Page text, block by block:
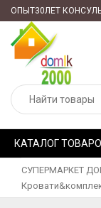
ОПЫТ30ЛЕТ
КАТАЛОГ
СУПЕРМАРКЕТ